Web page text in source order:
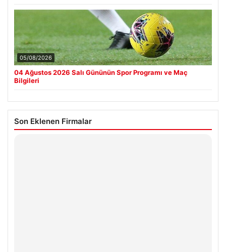
05/08/2026
04 Ağustos 2026 Salı Gününün Spor Programı ve Maç
Bilgileri
Son Eklenen Firmalar